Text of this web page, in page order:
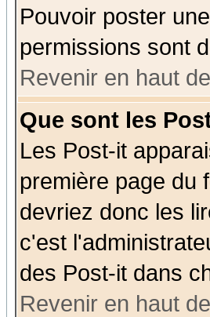
Pouvoir poster
permissions sont
Revenir en haut
Que sont les
Les Post-it
première page du
devriez donc les
c'est
des Post-it dans
Revenir en haut